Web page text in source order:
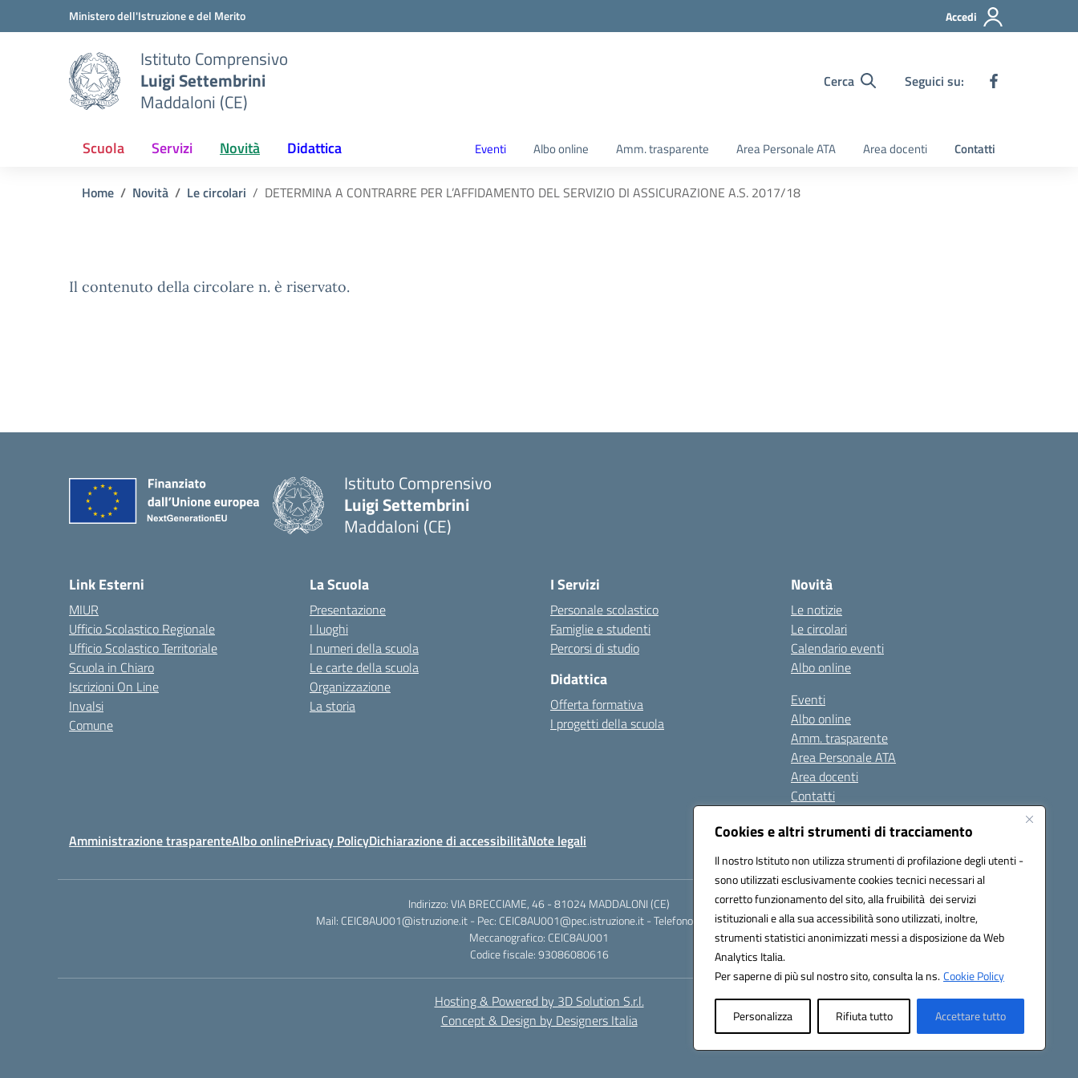
Cookies e altri strumenti di tracciamento
Il nostro Istituto non utilizza strumenti di profilazione degli utenti -
sono utilizzati esclusivamente cookies tecnici necessari al
corretto funzionamento del sito, alla fruibilità dei servizi
istituzionali e alla sua accessibilità sono utilizzati, inoltre,
strumenti statistici anonimizzati messi a disposizione da Web
Analytics Italia.
Per saperne di più sul nostro sito, consulta la ns.Cookie Policy
Personalizza Rifiuta tutto Accettare tutto
Vai ai contenuti
Vai al menu di navigazioneMinistero dell'Istruzione e del Merito Accedi
Istituto Comprensivo
Luigi Settembrini
Maddaloni (CE)
Cerca Seguici su:
Scuola Servizi Novità Didattica Eventi Albo online Amm. trasparente Area Personale ATA Area docenti Contatti
Home Novità Le circolari DETERMINA A CONTRARRE PER L’AFFIDAMENTO DEL SERVIZIO DI ASSICURAZIONE A.S. 2017/18
Il contenuto della circolare n. è riservato.
Istituto Comprensivo
Luigi Settembrini
Maddaloni (CE)
Link Esterni
MIUR
Ufficio Scolastico Regionale
Ufficio Scolastico Territoriale
Scuola in Chiaro
Iscrizioni On Line
Invalsi
Comune
La Scuola
Presentazione
I luoghi
I numeri della scuola
Le carte della scuola
Organizzazione
La storia
I Servizi
Personale scolastico
Famiglie e studenti
Percorsi di studio
Didattica
Offerta formativa
I progetti della scuola
Novità
Le notizie
Le circolari
Calendario eventi
Albo online
Eventi
Albo online
Amm. trasparente
Area Personale ATA
Area docenti
Contatti
Amministrazione trasparenteAlbo onlinePrivacy PolicyDichiarazione di accessibilitàNote legali
Indirizzo: VIA BRECCIAME, 46 - 81024 MADDALONI (CE)
Mail: CEIC8AU001@istruzione.it - Pec: CEIC8AU001@pec.istruzione.it - Telefono: 0823408721
Meccanografico: CEIC8AU001
Codice fiscale: 93086080616
Hosting & Powered by 3D Solution S.r.l.
Concept & Design by Designers Italia